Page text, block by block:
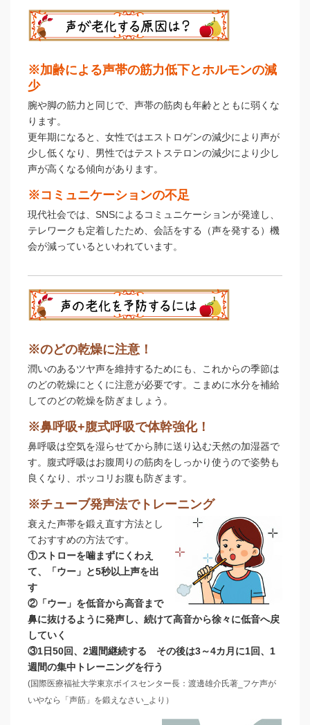
※加齢による声帯の筋力低下とホルモンの減
少
腕や脚の筋力と同じで、声帯の筋肉も年齢とともに弱くな
ります。
更年期になると、女性ではエストロゲンの減少により声が
少し低くなり、男性ではテストステロンの減少により少し
声が高くなる傾向があります。
※コミュニケーションの不足
現代社会では、SNSによるコミュニケーションが発達し、
テレワークも定着したため、会話をする（声を発する）機
会が減っているといわれています。
※のどの乾燥に注意！
潤いのあるツヤ声を維持するためにも、これからの季節は
のどの乾燥にとくに注意が必要です。こまめに水分を補給
してのどの乾燥を防ぎましょう。
※鼻呼吸+腹式呼吸で体幹強化！
鼻呼吸は空気を湿らせてから肺に送り込む天然の加湿器で
す。腹式呼吸はお腹周りの筋肉をしっかり使うので姿勢も
良くなり、ポッコリお腹も防ぎます。
※チューブ発声法でトレーニング
衰えた声帯を鍛え直す方法とし
ておすすめの方法です。
①ストローを噛まずにくわえ
て、「ウー」と5秒以上声を出
す
②「ウー」を低音から高音まで
鼻に抜けるように発声し、続けて高音から徐々に低音へ戻
していく
③1日50回、2週間継続する その後は3～4カ月に1回、1
週間の集中トレーニングを行う
(国際医療福祉大学東京ボイスセンター長：渡邊雄介氏著_フケ声が
いやなら「声筋」を鍛えなさい_より）